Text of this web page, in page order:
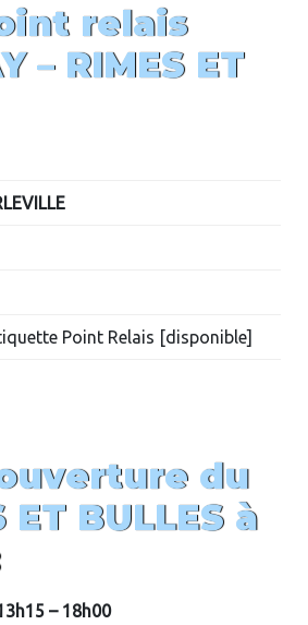
relais
– RIMES ET
Point Relais [disponible]
du
ET BULLESà
– 18h00